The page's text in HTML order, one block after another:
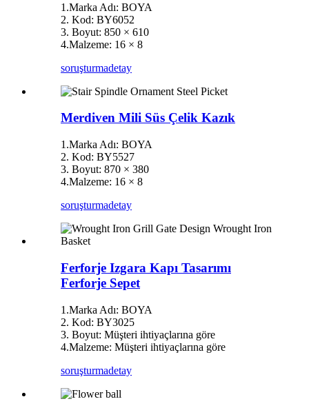
1.Marka Adı: BOYA
2. Kod: BY6052
3. Boyut: 850 × 610
4.Malzeme: 16 × 8
soruşturmadetay
Merdiven Mili Süs Çelik Kazık
1.Marka Adı: BOYA
2. Kod: BY5527
3. Boyut: 870 × 380
4.Malzeme: 16 × 8
soruşturmadetay
Ferforje Izgara Kapı Tasarımı
Ferforje Sepet
1.Marka Adı: BOYA
2. Kod: BY3025
3. Boyut: Müşteri ihtiyaçlarına göre
4.Malzeme: Müşteri ihtiyaçlarına göre
soruşturmadetay